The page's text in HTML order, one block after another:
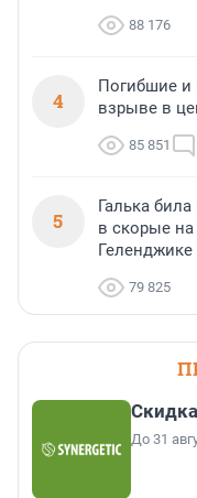
88 176
4
Погибшие и
взрыве в
85 851
5
Галька
в скорые
79 825
До 31